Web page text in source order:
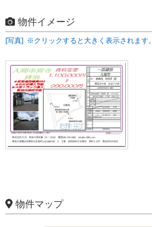
物件イメージ
[写真] ※クリックすると大きく表示されます。
物件マップ